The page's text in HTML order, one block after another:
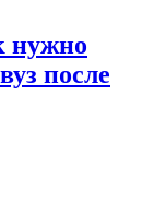
нужно
после